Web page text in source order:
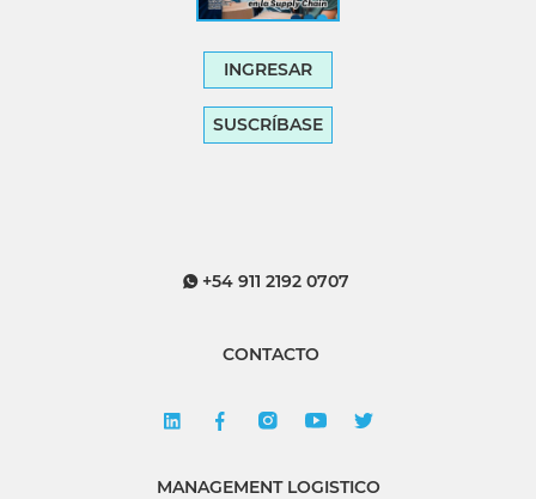
INGRESAR
SUSCRÍBASE
+54 911 2192 0707
CONTACTO
MANAGEMENT LOGISTICO